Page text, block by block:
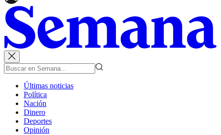
Últimas noticias
Política
Nación
Dinero
Deportes
Opinión